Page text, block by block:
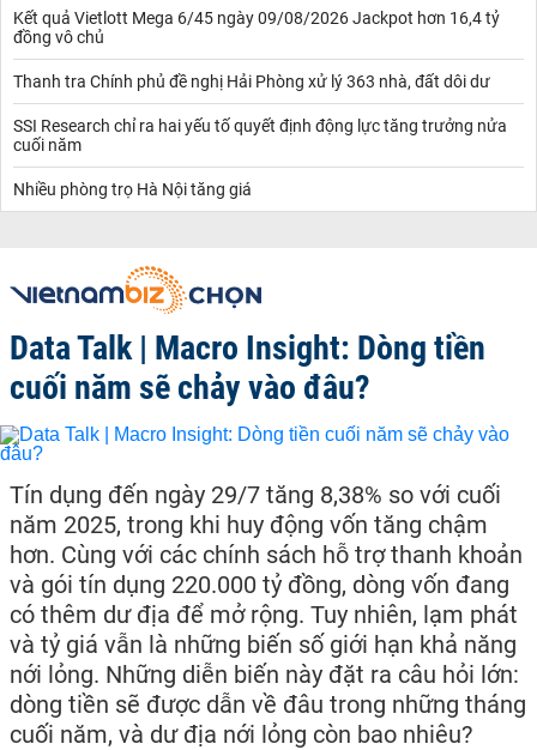
Kết quả Vietlott Mega 6/45 ngày 09/08/2026 Jackpot hơn 16,4 tỷ
đồng vô chủ
Thanh tra Chính phủ đề nghị Hải Phòng xử lý 363 nhà, đất dôi dư
SSI Research chỉ ra hai yếu tố quyết định động lực tăng trưởng nửa
cuối năm
Nhiều phòng trọ Hà Nội tăng giá
Data Talk | Macro Insight: Dòng tiền
cuối năm sẽ chảy vào đâu?
Tín dụng đến ngày 29/7 tăng 8,38% so với cuối
năm 2025, trong khi huy động vốn tăng chậm
hơn. Cùng với các chính sách hỗ trợ thanh khoản
và gói tín dụng 220.000 tỷ đồng, dòng vốn đang
có thêm dư địa để mở rộng. Tuy nhiên, lạm phát
và tỷ giá vẫn là những biến số giới hạn khả năng
nới lỏng. Những diễn biến này đặt ra câu hỏi lớn:
dòng tiền sẽ được dẫn về đâu trong những tháng
cuối năm, và dư địa nới lỏng còn bao nhiêu?